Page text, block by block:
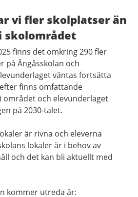
vi fler skolplatser än
skolområdet
finns det omkring 290 fler
på Ängåsskolan och
väntas fortsätta
finns omfattande
området och elevunderlaget
på 2030-talet.
är rivna och eleverna
lokaler är i behov av
och det kan bli aktuellt med
kommer utreda är: